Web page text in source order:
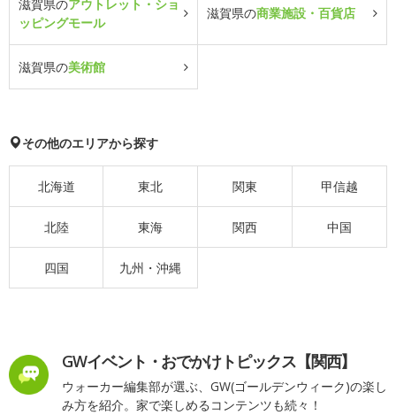
滋賀県のアウトレット・ショ
ッピングモール
滋賀県の商業施設・百貨店
滋賀県の美術館
その他のエリアから探す
北海道 東北 関東 甲信越
北陸 東海 関西 中国
四国 九州・沖縄
GWイベント・おでかけトピックス【関西】
ウォーカー編集部が選ぶ、GW(ゴールデンウィーク)の楽し
み方を紹介。家で楽しめるコンテンツも続々！